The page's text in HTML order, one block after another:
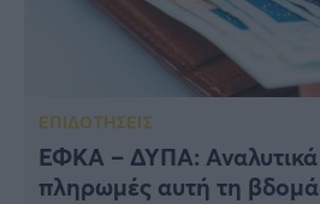
ΕΠΙΔΟΤΗΣΕΙΣ
ΕΦΚΑ – ΔΥΠΑ: Αναλυτικά
πληρωμές αυτή τη